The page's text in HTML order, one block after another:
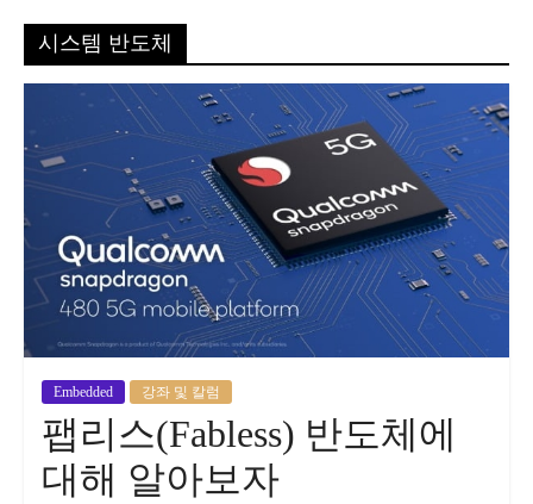
시스템 반도체
Embedded 강좌 및 칼럼
팹리스(Fabless) 반도체에
대해 알아보자